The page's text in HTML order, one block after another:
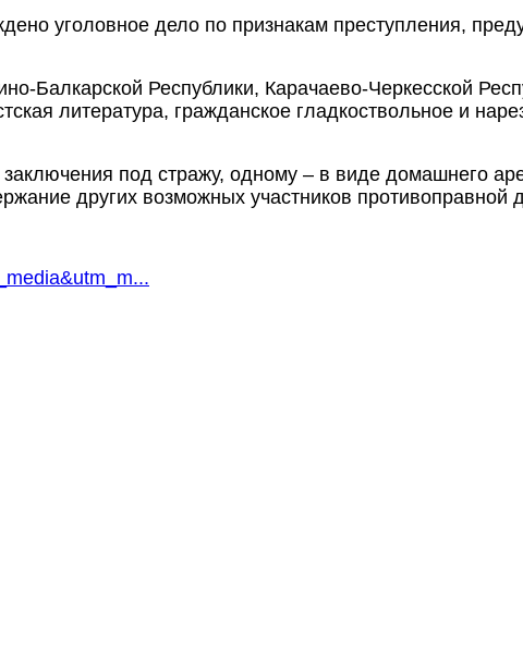
уголовное дело по признакам преступления,
Балкарской Республики, Карачаево-Черкесской
литература, гражданское гладкоствольное и
под стражу, одному – в виде домашнего
других возможных участников противоправной